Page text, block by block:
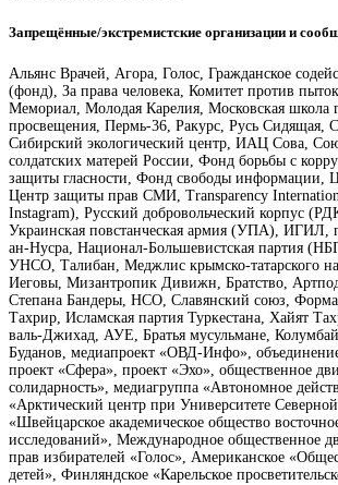
Запрещённые/экстремистские организации и
Альянс Врачей, Агора, Голос, Гражданское
(фонд), За права человека, Комитет против
Мемориал, Молодая Карелия, Московская школа
просвещения, Пермь-36, Ракурс, Русь Сидящая,
Сибирский экологический центр, ИАЦ Сова,
солдатских матерей России, Фонд борьбы с
защиты гласности, Фонд свободы информации,
Центр защиты прав СМИ, Transparency
Instagram), Русский добровольческий корпус
Украинская повстанческая армия (УПА), ИГИЛ,
ан-Нусра, Национал-Большевистская партия
УНСО, Талибан, Меджлис крымско-татарского
Иеговы, Мизантропик Дивижн, Братство,
Степана Бандеры, НСО, Славянский союз,
Тахрир, Исламская партия Туркестана, Хайят
валь-Джихад, АУЕ, Братья мусульмане,
Буданов, медиапроект «ОВД-Инфо»,
проект «Сфера», проект «Эхо», общественное
солидарность», медиагруппа «Автономное
«Арктический центр при Университете
«Швейцарское академическое общество
исследований», Международное общественное
прав избирателей «Голос», Американское
детей», Финляндское «Карельское